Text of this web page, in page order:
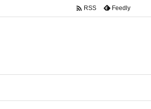
 RSS Feedly